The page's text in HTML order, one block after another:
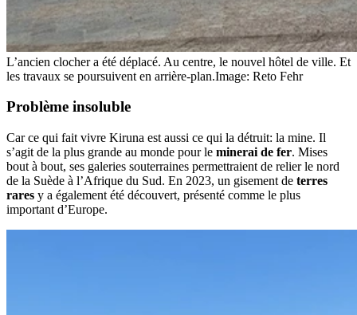
L’ancien clocher a été déplacé. Au centre, le nouvel hôtel de ville. Et
les travaux se poursuivent en arrière-plan.Image: Reto Fehr
Problème insoluble
Car ce qui fait vivre Kiruna est aussi ce qui la détruit: la mine. Il
s’agit de la plus grande au monde pour le minerai de fer. Mises
bout à bout, ses galeries souterraines permettraient de relier le nord
de la Suède à l’Afrique du Sud. En 2023, un gisement de terres
rares y a également été découvert, présenté comme le plus
important d’Europe.